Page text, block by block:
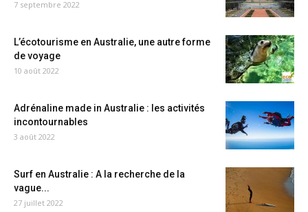
7 septembre 2022
L’écotourisme en Australie, une autre forme
de voyage
10 août 2022
Adrénaline made in Australie : les activités
incontournables
3 août 2022
Surf en Australie : A la recherche de la
vague...
27 juillet 2022